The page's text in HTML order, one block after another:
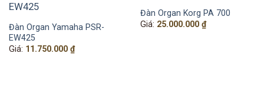
Website:
Www.nhaccuphutho.vn
Google Map:
https://goo.gl/maps/ZmeRR8fWzJvgWeSv6
Đàn Organ Yamaha PSR-
EW425
Giá: 11.750.000 ₫
Đàn Organ Korg PA 700
Giá: 25.000.000 ₫